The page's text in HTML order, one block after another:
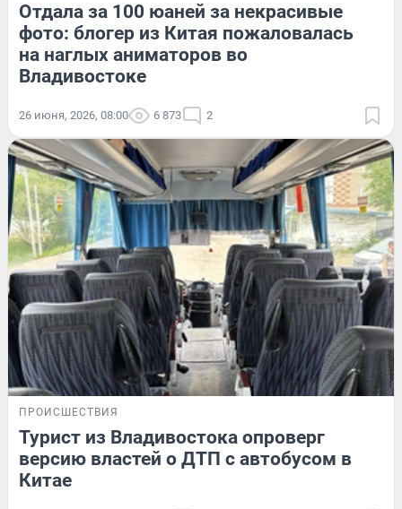
Отдала за 100 юаней за некрасивые
фото: блогер из Китая пожаловалась
на наглых аниматоров во
Владивостоке
26 июня, 2026, 08:00 6 873 2
ПРОИСШЕСТВИЯ
Турист из Владивостока опроверг
версию властей о ДТП с автобусом в
Китае